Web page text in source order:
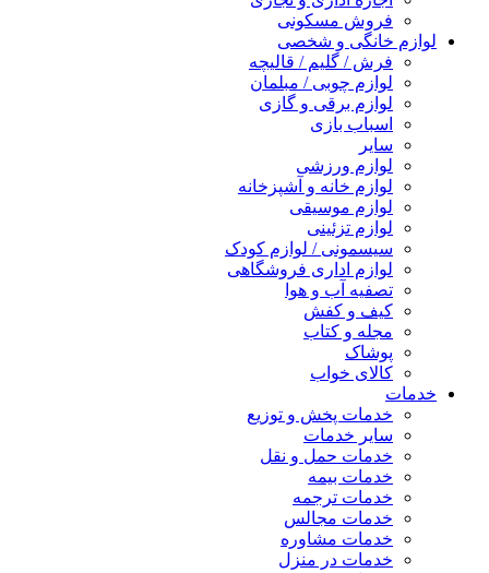
فروش مسکونی
لوازم خانگی و شخصی
فرش / گلیم / قالیچه
لوازم چوبی / مبلمان
لوازم برقی و گازی
اسباب بازی
سایر
لوازم ورزشی
لوازم خانه و آشپزخانه
لوازم موسیقی
لوازم تزئینی
سیسمونی / لوازم کودک
لوازم اداری فروشگاهی
تصفیه آب و هوا
کیف و کفش
مجله و کتاب
پوشاک
کالای خواب
خدمات
خدمات پخش و توزیع
سایر خدمات
خدمات حمل و نقل
خدمات بیمه
خدمات ترجمه
خدمات مجالس
خدمات مشاوره
خدمات در منزل